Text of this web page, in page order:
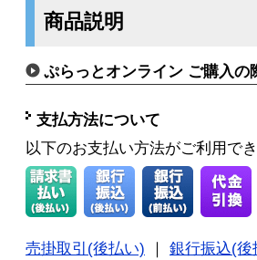
商品説明
ぷらっとオンライン ご購入の
支払方法について
以下のお支払い方法がご利用で
売掛取引(後払い)
銀行振込(後